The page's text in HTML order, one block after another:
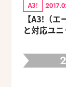
A3!
【A3!（
と対応ユ
2